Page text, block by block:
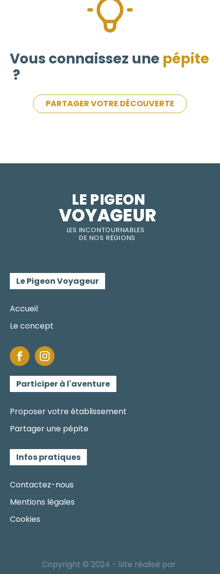
Vous connaissez une pépite
?
PARTAGER VOTRE DÉCOUVERTE
LES INCONTOURNABLES
DE NOS RÉGIONS
LE PIGEON
VOYAGEUR
Le Pigeon Voyageur
Accueil
Le concept
Participer à l'aventure
Proposer votre établissement
Partager une pépite
Infos pratiques
Contactez-nous
Mentions légales
Cookies
Copyright © 2024 - Site réalisé par